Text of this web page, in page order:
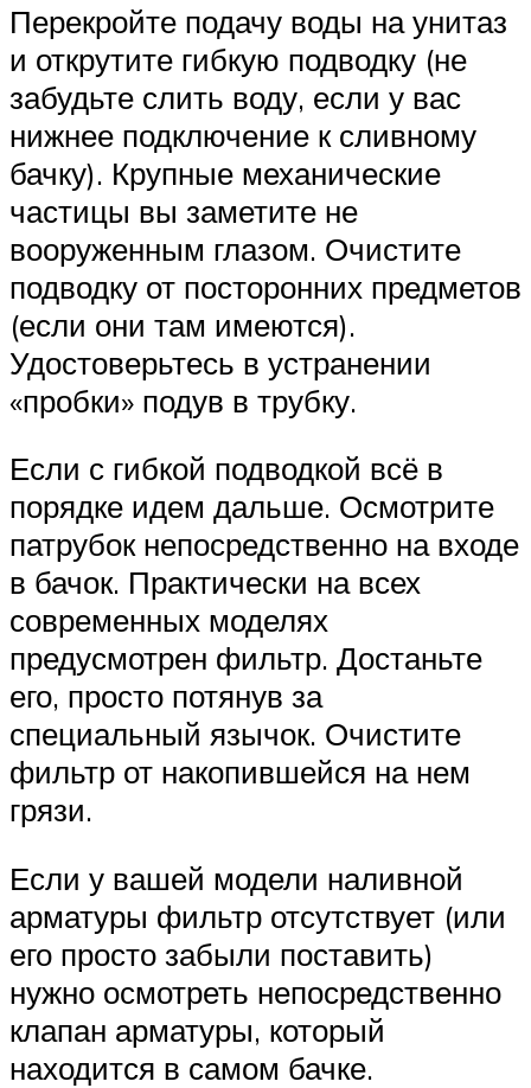
Перекройте подачу воды на унитаз
и открутите гибкую подводку (не
забудьте слить воду, если у вас
нижнее подключение к сливному
бачку). Крупные механические
частицы вы заметите не
вооруженным глазом. Очистите
подводку от посторонних предметов
(если они там имеются).
Удостоверьтесь в устранении
«пробки» подув в трубку.
Если с гибкой подводкой всё в
порядке идем дальше. Осмотрите
патрубок непосредственно на входе
в бачок. Практически на всех
современных моделях
предусмотрен фильтр. Достаньте
его, просто потянув за
специальный язычок. Очистите
фильтр от накопившейся на нем
грязи.
Если у вашей модели наливной
арматуры фильтр отсутствует (или
его просто забыли поставить)
нужно осмотреть непосредственно
клапан арматуры, который
находится в самом бачке.